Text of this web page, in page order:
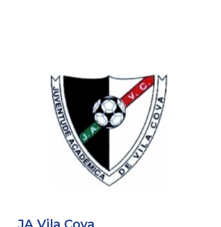
JA Vila Cova